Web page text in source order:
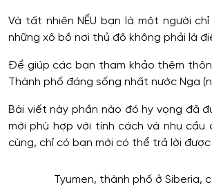
Và tất nhiên NẾU bạn là một người
những xô bồ nơi thủ đô không phải là
Để giúp các bạn tham khảo thêm
Thành phố đáng sống nhất nước Nga
Bài viết này phần nào đó hy vọng đã
mới phù hợp với tính cách và nhu cầu
cùng, chỉ có bạn mới có thể trả lời được
Tyumen, thành phố ở Siberia,